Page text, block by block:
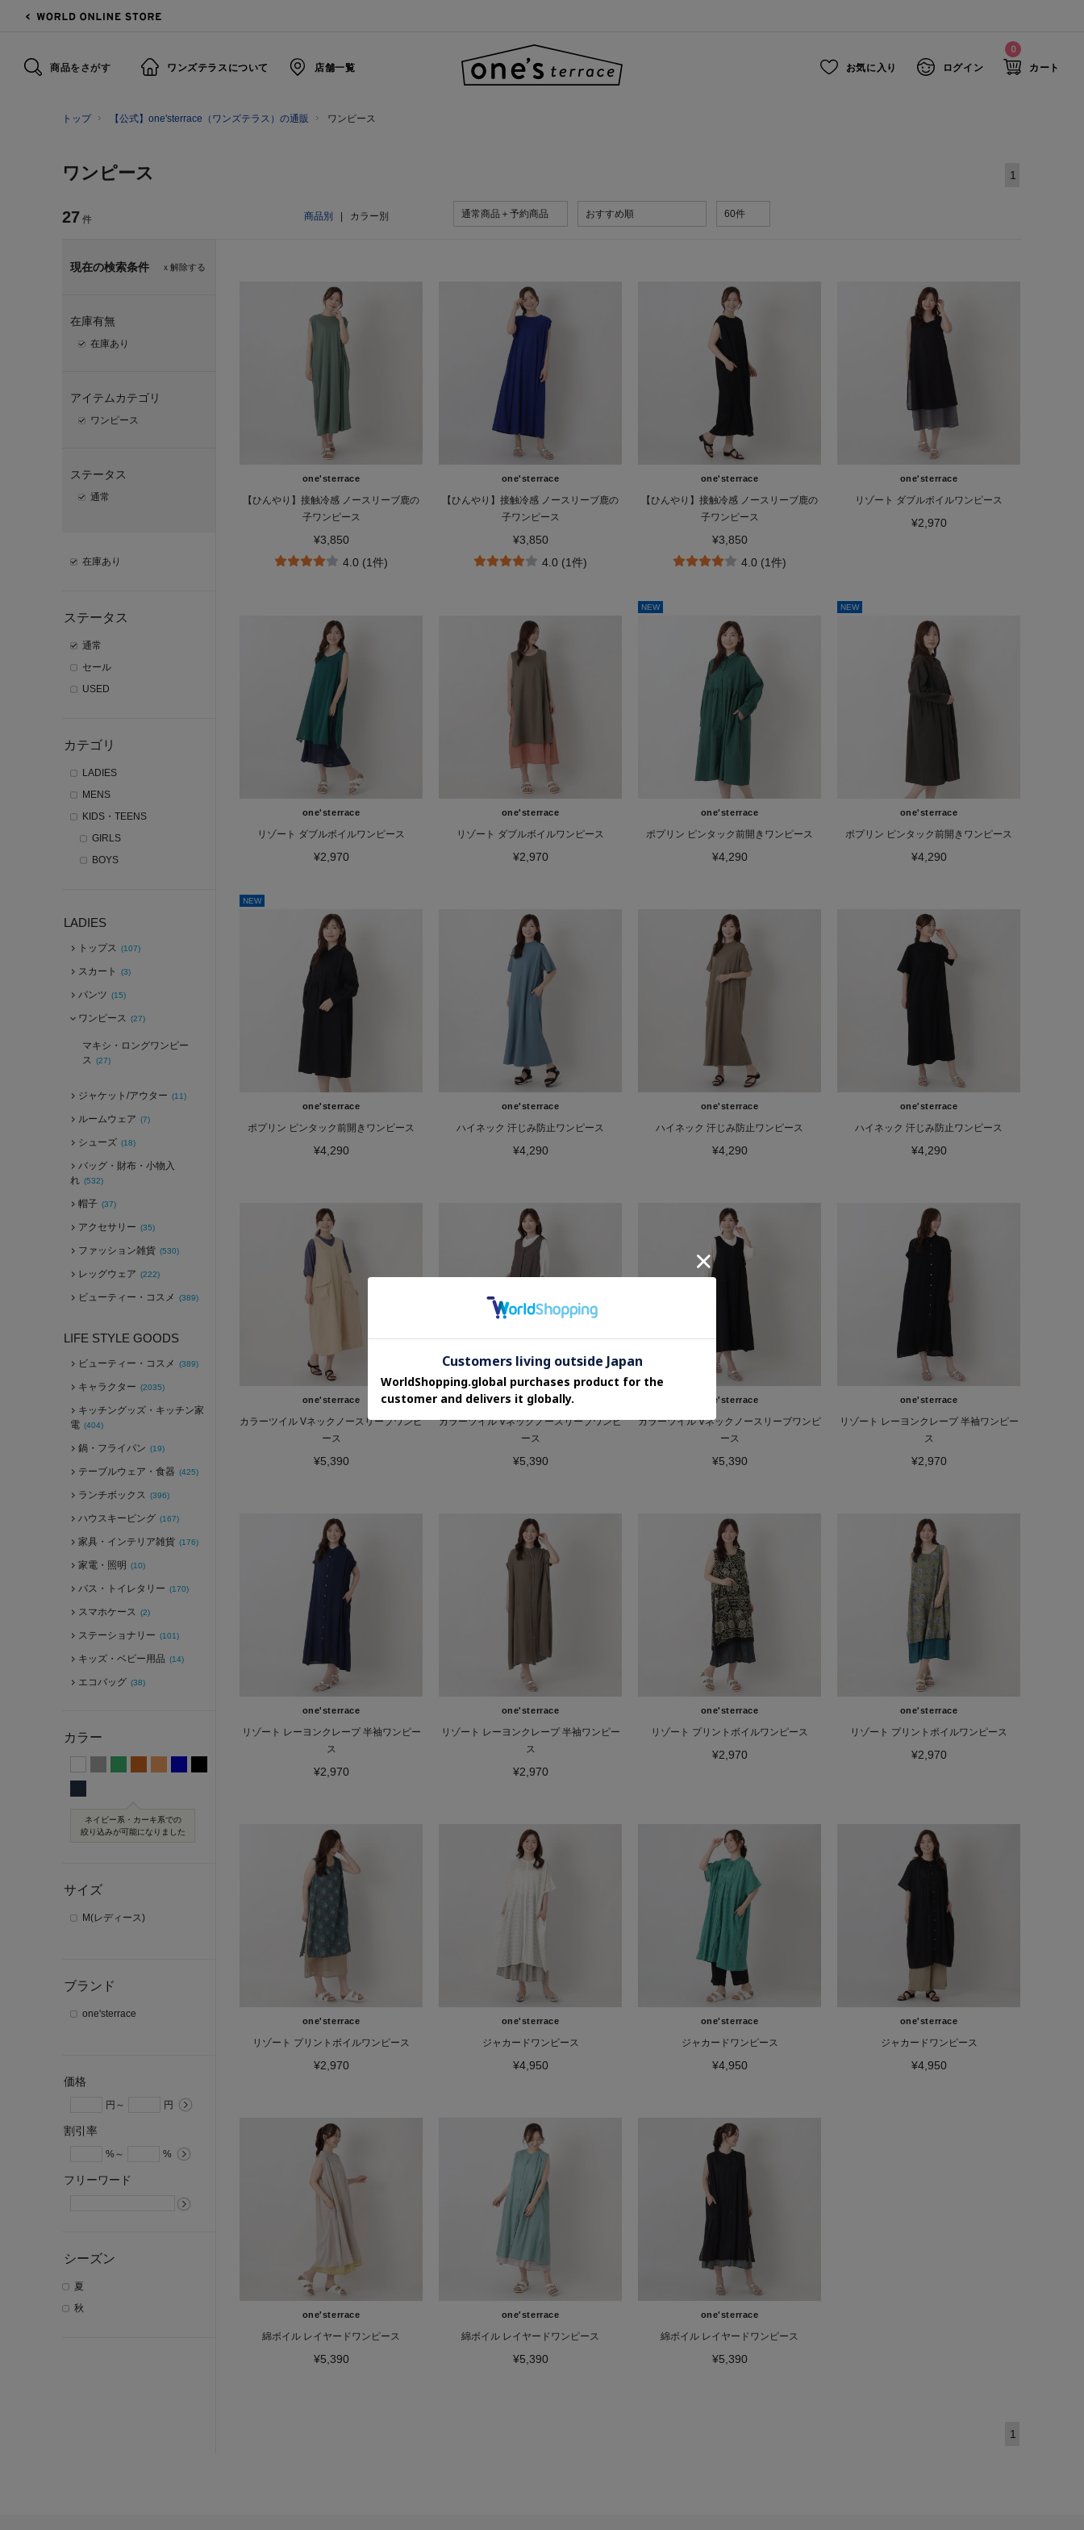
商品をさがす ワンズテラスについて 店舗一覧 お気に入り ログイン
0
カート
トップ 【公式】one'sterrace（ワンズテラス）の通販 ワンピース
ワンピース
27 件 商品別 カラー別 通常商品＋予約商品 おすすめ順 60件
1
ｘ解除する
現在の検索条件
在庫有無
在庫あり
アイテムカテゴリ
ワンピース
ステータス
通常
在庫あり
ステータス
通常
セール
USED
カテゴリ
LADIES
MENS
KIDS・TEENS
GIRLS
BOYS
LADIES
トップス (107)
スカート (3)
パンツ (15)
ワンピース (27)
マキシ・ロングワンピー
ス (27)
ジャケット/アウター (11)
ルームウェア (7)
シューズ (18)
バッグ・財布・小物入
れ (532)
帽子 (37)
アクセサリー (35)
ファッション雑貨 (530)
レッグウェア (222)
ビューティー・コスメ (389)
LIFE STYLE GOODS
ビューティー・コスメ (389)
キャラクター (2035)
キッチングッズ・キッチン家
電 (404)
鍋・フライパン (19)
テーブルウェア・食器 (425)
ランチボックス (396)
ハウスキーピング (167)
家具・インテリア雑貨 (176)
家電・照明 (10)
バス・トイレタリー (170)
スマホケース (2)
ステーショナリー (101)
キッズ・ベビー用品 (14)
エコバッグ (38)
カラー
ネイビー系・カーキ系での
絞り込みが可能になりました
サイズ
M(レディース)
ブランド
one'sterrace
価格
円～ 円
割引率
%～ %
フリーワード
シーズン
夏
秋
one'sterrace
【ひんやり】接触冷感 ノースリーブ鹿の
子ワンピース
¥3,850
4.0 (1件)
one'sterrace
【ひんやり】接触冷感 ノースリーブ鹿の
子ワンピース
¥3,850
4.0 (1件)
one'sterrace
【ひんやり】接触冷感 ノースリーブ鹿の
子ワンピース
¥3,850
4.0 (1件)
one'sterrace
リゾート ダブルボイルワンピース
¥2,970
one'sterrace
リゾート ダブルボイルワンピース
¥2,970
one'sterrace
リゾート ダブルボイルワンピース
¥2,970
NEW
one'sterrace
ポプリン ピンタック前開きワンピース
¥4,290
NEW
one'sterrace
ポプリン ピンタック前開きワンピース
¥4,290
NEW
one'sterrace
ポプリン ピンタック前開きワンピース
¥4,290
one'sterrace
ハイネック 汗じみ防止ワンピース
¥4,290
one'sterrace
ハイネック 汗じみ防止ワンピース
¥4,290
one'sterrace
ハイネック 汗じみ防止ワンピース
¥4,290
one'sterrace
カラーツイル Vネックノースリーブワンピ
ース
¥5,390
one'sterrace
カラーツイル Vネックノースリーブワンピ
ース
¥5,390
one'sterrace
カラーツイル Vネックノースリーブワンピ
ース
¥5,390
one'sterrace
リゾート レーヨンクレープ 半袖ワンピー
ス
¥2,970
one'sterrace
リゾート レーヨンクレープ 半袖ワンピー
ス
¥2,970
one'sterrace
リゾート レーヨンクレープ 半袖ワンピー
ス
¥2,970
one'sterrace
リゾート プリントボイルワンピース
¥2,970
one'sterrace
リゾート プリントボイルワンピース
¥2,970
one'sterrace
リゾート プリントボイルワンピース
¥2,970
one'sterrace
ジャカードワンピース
¥4,950
one'sterrace
ジャカードワンピース
¥4,950
one'sterrace
ジャカードワンピース
¥4,950
one'sterrace
綿ボイル レイヤードワンピース
¥5,390
one'sterrace
綿ボイル レイヤードワンピース
¥5,390
one'sterrace
綿ボイル レイヤードワンピース
¥5,390
1